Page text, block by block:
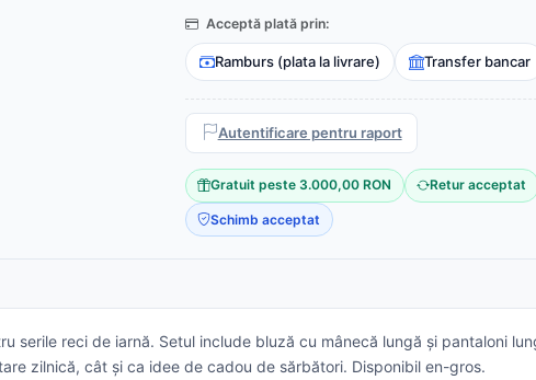
Acceptă plată prin:
Ramburs (plata la livrare) Transfer bancar
Autentificare pentru raport
Gratuit peste 3.000,00 RON Retur acceptat
Schimb acceptat
serile reci de iarnă. Setul include bluză cu mânecă lungă și pantaloni
zilnică, cât și ca idee de cadou de sărbători. Disponibil en-gros.